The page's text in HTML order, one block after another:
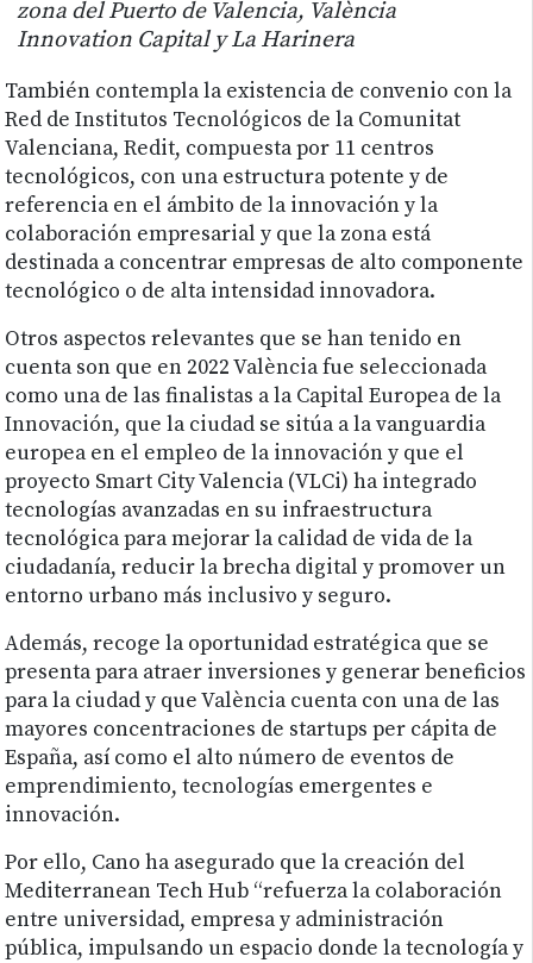
zona del Puerto de Valencia, València
Innovation Capital y La Harinera
También contempla la existencia de convenio con la
Red de Institutos Tecnológicos de la Comunitat
Valenciana, Redit, compuesta por 11 centros
tecnológicos, con una estructura potente y de
referencia en el ámbito de la innovación y la
colaboración empresarial y que la zona está
destinada a concentrar empresas de alto componente
tecnológico o de alta intensidad innovadora.
Otros aspectos relevantes que se han tenido en
cuenta son que en 2022 València fue seleccionada
como una de las finalistas a la Capital Europea de la
Innovación, que la ciudad se sitúa a la vanguardia
europea en el empleo de la innovación y que el
proyecto Smart City Valencia (VLCi) ha integrado
tecnologías avanzadas en su infraestructura
tecnológica para mejorar la calidad de vida de la
ciudadanía, reducir la brecha digital y promover un
entorno urbano más inclusivo y seguro.
Además, recoge la oportunidad estratégica que se
presenta para atraer inversiones y generar beneficios
para la ciudad y que València cuenta con una de las
mayores concentraciones de startups per cápita de
España, así como el alto número de eventos de
emprendimiento, tecnologías emergentes e
innovación.
Por ello, Cano ha asegurado que la creación del
Mediterranean Tech Hub “refuerza la colaboración
entre universidad, empresa y administración
pública, impulsando un espacio donde la tecnología y